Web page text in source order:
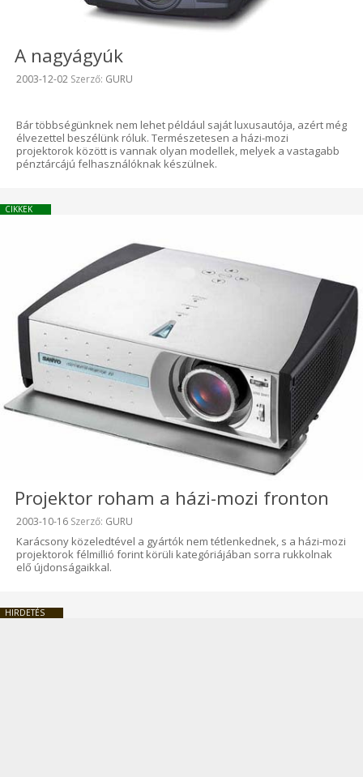
A nagyágyúk
Beküldve:
2003-12-02 Szerző: GURU
Bár többségünknek nem lehet például saját luxusautója, azért még
élvezettel beszélünk róluk. Természetesen a házi-mozi
projektorok között is vannak olyan modellek, melyek a vastagabb
pénztárcájú felhasználóknak készülnek.
CIKKEK
Projektor roham a házi-mozi fronton
Beküldve:
2003-10-16 Szerző: GURU
Karácsony közeledtével a gyártók nem tétlenkednek, s a házi-mozi
projektorok félmillió forint körüli kategóriájában sorra rukkolnak
elő újdonságaikkal.
HIRDETÉS